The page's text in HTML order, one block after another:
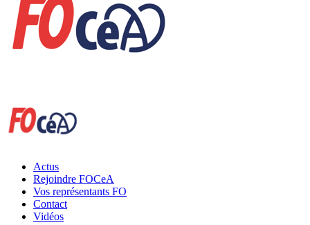
Actus
Rejoindre FOCeA
Vos représentants FO
Contact
Vidéos